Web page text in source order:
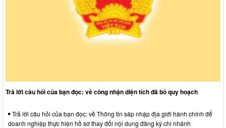
Trả lời câu hỏi của bạn đọc: về công nhận diện tích đã bỏ quy hoạch
Trả lời câu hỏi của bạn đọc: về Thông tin sáp nhập địa giới hành chính để
doanh nghiệp thực hiện hồ sơ thay đổi nội dung đăng ký chi nhánh